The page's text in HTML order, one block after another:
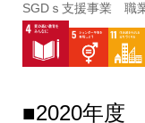
SGDｓ支援事業 職
■2020年度